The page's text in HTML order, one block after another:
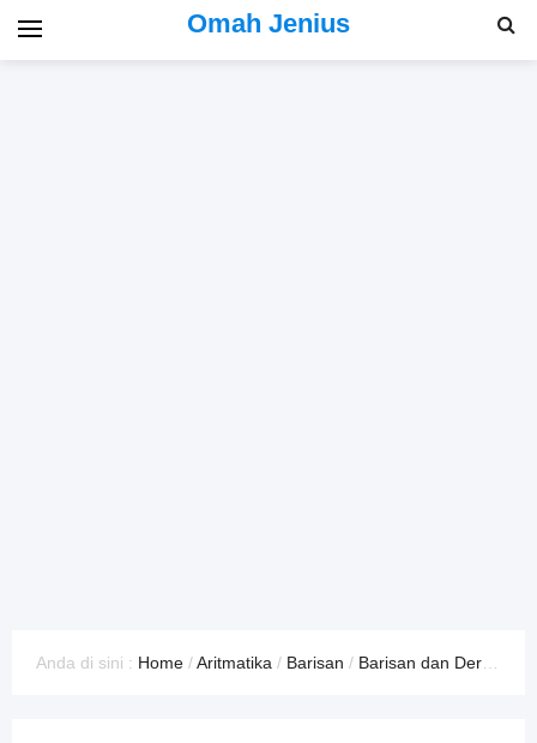
Omah Jenius
Anda di sini : Home /Aritmatika / Barisan / Barisan dan Deret